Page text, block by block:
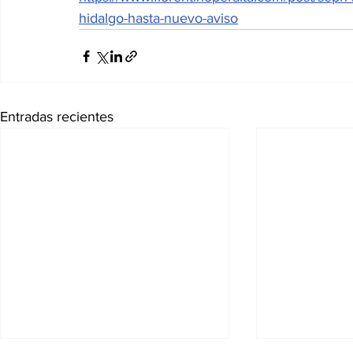
hidalgo-hasta-nuevo-aviso
Entradas recientes